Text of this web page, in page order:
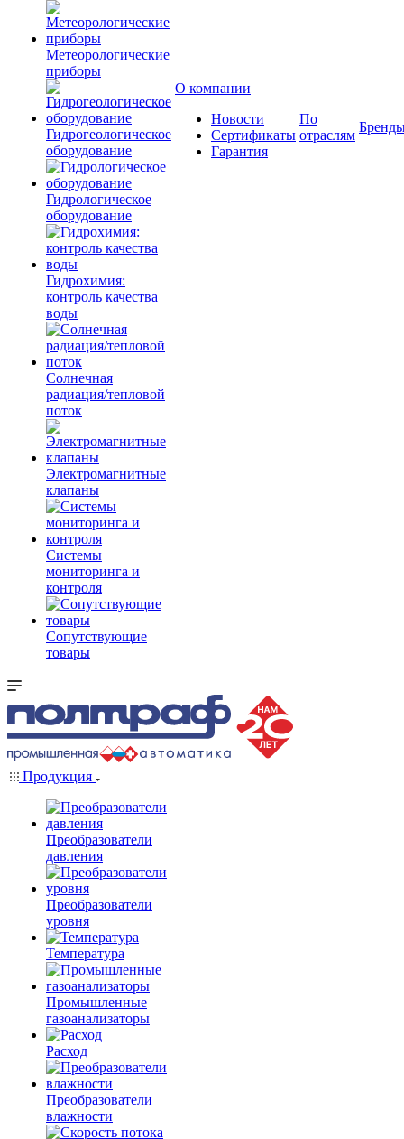
Метеорологические
приборы
Гидрогеологическое
оборудование
Гидрологическое
оборудование
Гидрохимия:
контроль качества
воды
Солнечная
радиация/тепловой
поток
Электромагнитные
клапаны
Системы
мониторинга и
контроля
Сопутствующие
товары
О компании
Новости
Сертификаты
Гарантия
По
отраслям
Продукция
Преобразователи
давления
Преобразователи
уровня
Температура
Промышленные
газоанализаторы
Расход
Преобразователи
влажности